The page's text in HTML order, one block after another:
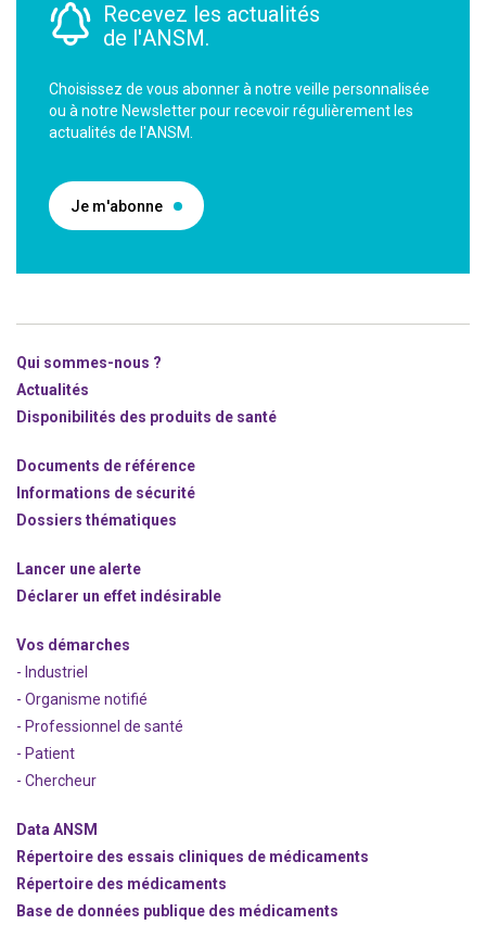
Recevez les actualités
de l'ANSM.
Choisissez de vous abonner à notre veille personnalisée
ou à notre Newsletter pour recevoir régulièrement les
actualités de l'ANSM.
Je m'abonne
Qui sommes-nous ?
Actualités
Disponibilités des produits de santé
Documents de référence
Informations de sécurité
Dossiers thématiques
Lancer une alerte
Déclarer un effet indésirable
Vos démarches
- Industriel
- Organisme notifié
- Professionnel de santé
- Patient
- Chercheur
Data ANSM
Répertoire des essais cliniques de médicaments
Répertoire des médicaments
Base de données publique des médicaments